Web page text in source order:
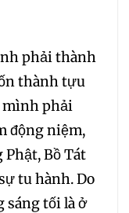
phải thành
thành tựu
mình phải
động niệm,
Bồ Tát
tu hành. Do
sáng tối là ở